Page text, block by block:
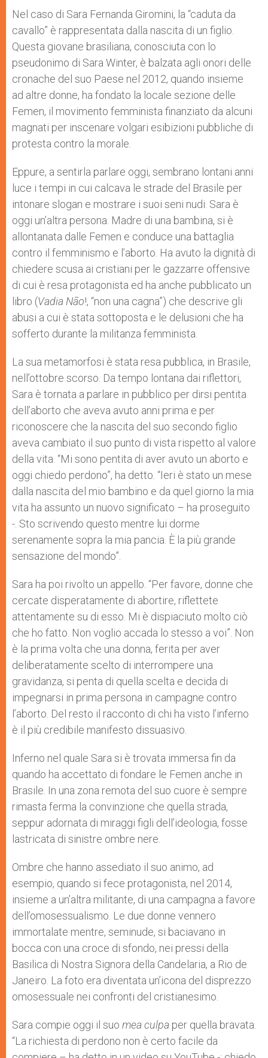
Nel caso di Sara Fernanda Giromini, la “caduta da
cavallo” è rappresentata dalla nascita di un figlio.
Questa giovane brasiliana, conosciuta con lo
pseudonimo di Sara Winter, è balzata agli onori delle
cronache del suo Paese nel 2012, quando insieme
ad altre donne, ha fondato la locale sezione delle
Femen, il movimento femminista finanziato da alcuni
magnati per inscenare volgari esibizioni pubbliche di
protesta contro la morale.
Eppure, a sentirla parlare oggi, sembrano lontani anni
luce i tempi in cui calcava le strade del Brasile per
intonare slogan e mostrare i suoi seni nudi. Sara è
oggi un’altra persona. Madre di una bambina, si è
allontanata dalle Femen e conduce una battaglia
contro il femminismo e l’aborto. Ha avuto la dignità di
chiedere scusa ai cristiani per le gazzarre offensive
di cui è resa protagonista ed ha anche pubblicato un
libro (Vadia Não!, “non una cagna”) che descrive gli
abusi a cui è stata sottoposta e le delusioni che ha
sofferto durante la militanza femminista.
La sua metamorfosi è stata resa pubblica, in Brasile,
nell’ottobre scorso. Da tempo lontana dai riflettori,
Sara è tornata a parlare in pubblico per dirsi pentita
dell’aborto che aveva avuto anni prima e per
riconoscere che la nascita del suo secondo figlio
aveva cambiato il suo punto di vista rispetto al valore
della vita. “Mi sono pentita di aver avuto un aborto e
oggi chiedo perdono”, ha detto. “Ieri è stato un mese
dalla nascita del mio bambino e da quel giorno la mia
vita ha assunto un nuovo significato – ha proseguito
-. Sto scrivendo questo mentre lui dorme
serenamente sopra la mia pancia. È la più grande
sensazione del mondo”.
Sara ha poi rivolto un appello. “Per favore, donne che
cercate disperatamente di abortire, riflettete
attentamente su di esso. Mi è dispiaciuto molto ciò
che ho fatto. Non voglio accada lo stesso a voi”. Non
è la prima volta che una donna, ferita per aver
deliberatamente scelto di interrompere una
gravidanza, si penta di quella scelta e decida di
impegnarsi in prima persona in campagne contro
l’aborto. Del resto il racconto di chi ha visto l’inferno
è il più credibile manifesto dissuasivo.
Inferno nel quale Sara si è trovata immersa fin da
quando ha accettato di fondare le Femen anche in
Brasile. In una zona remota del suo cuore è sempre
rimasta ferma la convinzione che quella strada,
seppur adornata di miraggi figli dell’ideologia, fosse
lastricata di sinistre ombre nere.
Ombre che hanno assediato il suo animo, ad
esempio, quando si fece protagonista, nel 2014,
insieme a un’altra militante, di una campagna a favore
dell’omosessualismo. Le due donne vennero
immortalate mentre, seminude, si baciavano in
bocca con una croce di sfondo, nei pressi della
Basilica di Nostra Signora della Candelaria, a Rio de
Janeiro. La foto era diventata un’icona del disprezzo
omosessuale nei confronti del cristianesimo.
Sara compie oggi il suo mea culpa per quella bravata.
“La richiesta di perdono non è certo facile da